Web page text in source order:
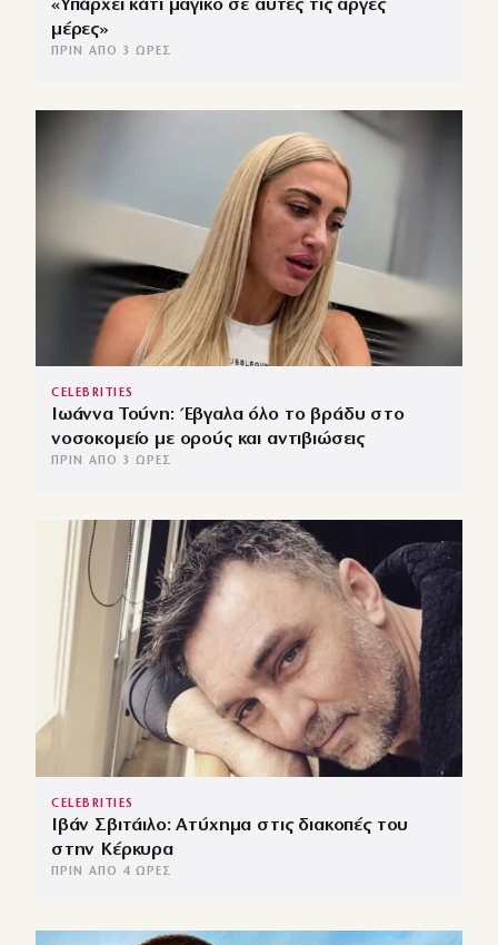
«Υπάρχει κάτι μαγικό σε αυτές τις αργές
μέρες»
ΠΡΙΝ ΑΠΌ 3 ΏΡΕΣ
CELEBRITIES
Ιωάννα Τούνη: Έβγαλα όλο το βράδυ στο
νοσοκομείο με ορούς και αντιβιώσεις
ΠΡΙΝ ΑΠΌ 3 ΏΡΕΣ
CELEBRITIES
Ιβάν Σβιτάιλο: Ατύχημα στις διακοπές του
στην Κέρκυρα
ΠΡΙΝ ΑΠΌ 4 ΏΡΕΣ